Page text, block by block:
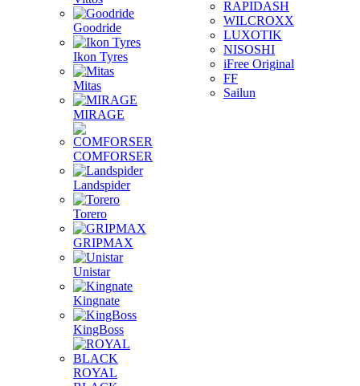
Goodride
Ikon Tyres
Mitas
MIRAGE
COMFORSER
Landspider
Torero
GRIPMAX
Unistar
Kingnate
KingBoss
ROYAL
RAPIDASH
WILCROXX
LUXOTIK
NISOSHI
iFree Original
FF
Sailun